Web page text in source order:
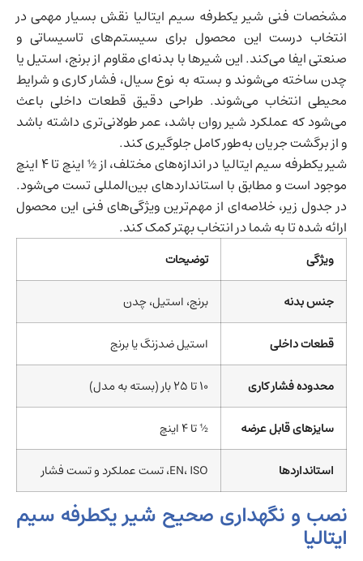
مشخصات فنی شیر یکطرفه سیم ایتالیا نقش بسیار مهمی در
انتخاب درست این محصول برای سیستم‌های تاسیساتی و
صنعتی ایفا می‌کند. این شیرها با بدنه‌ای مقاوم از برنج، استیل یا
چدن ساخته می‌شوند و بسته به نوع سیال، فشار کاری و شرایط
محیطی انتخاب می‌شوند. طراحی دقیق قطعات داخلی باعث
می‌شود که عملکرد شیر روان باشد، عمر طولانی‌تری داشته باشد
و از برگشت جریان به‌طور کامل جلوگیری کند.
شیر یکطرفه سیم ایتالیا در اندازه‌های مختلف، از ½ اینچ تا 4 اینچ
موجود است و مطابق با استانداردهای بین‌المللی تست می‌شود.
در جدول زیر، خلاصه‌ای از مهم‌ترین ویژگی‌های فنی این محصول
ارائه شده تا به شما در انتخاب بهتر کمک کند.
ویژگی توضیحات
جنس بدنه برنج، استیل، چدن
قطعات داخلی استیل ضدزنگ یا برنج
محدوده فشار کاری 10 تا 25 بار (بسته به مدل)
سایزهای قابل عرضه ½ تا 4 اینچ
استانداردها EN، ISO، تست عملکرد و تست فشار
نصب و نگهداری صحیح شیر یکطرفه سیم
ایتالیا